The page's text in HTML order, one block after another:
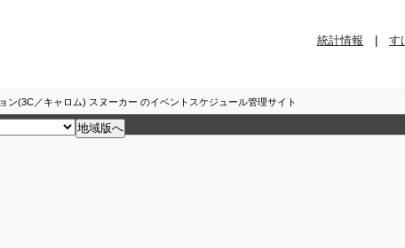
統計情報 | す
ン(3C／キャロム) スヌーカー のイベントスケジュール管理サイト